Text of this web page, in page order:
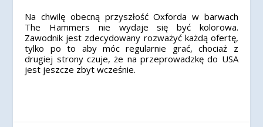
Na chwilę obecną przyszłość Oxforda w barwach
The Hammers nie wydaje się być kolorowa.
Zawodnik jest zdecydowany rozważyć każdą ofertę,
tylko po to aby móc regularnie grać, chociaż z
drugiej strony czuje, że na przeprowadzkę do USA
jest jeszcze zbyt wcześnie.